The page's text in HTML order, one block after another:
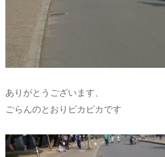
ありがとうございます、
ごらんのとおりピカピカです